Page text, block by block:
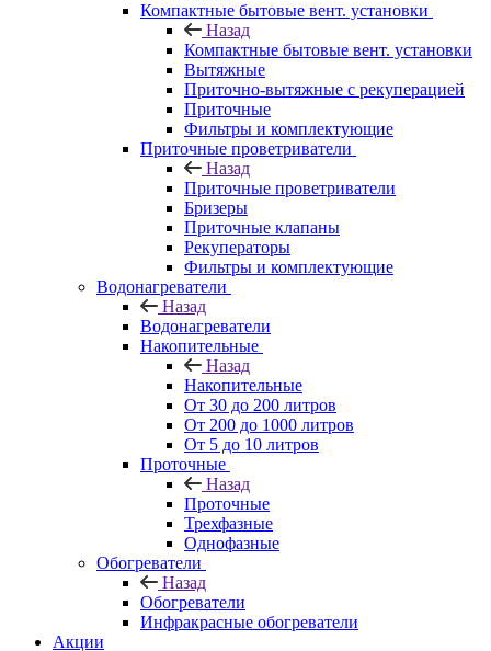
Компактные бытовые вент. установки
Назад
Компактные бытовые вент. установки
Вытяжные
Приточно-вытяжные с рекуперацией
Приточные
Фильтры и комплектующие
Приточные проветриватели
Назад
Приточные проветриватели
Бризеры
Приточные клапаны
Рекуператоры
Фильтры и комплектующие
Водонагреватели
Назад
Водонагреватели
Накопительные
Назад
Накопительные
От 30 до 200 литров
От 200 до 1000 литров
От 5 до 10 литров
Проточные
Назад
Проточные
Трехфазные
Однофазные
Обогреватели
Назад
Обогреватели
Инфракрасные обогреватели
Акции